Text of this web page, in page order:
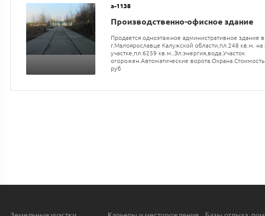
a-1138
Производственно-офисное здание
Продается одноэтажное административное здание в
г.Малоярославце Калужской области,пл.248 кв.м.
участке,пл.6259 кв.м..Эл.энергия,вода.Участок
огорожен.Автоматические
руб